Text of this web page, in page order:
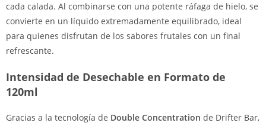
cada calada. Al combinarse con una potente ráfaga de hielo, se
convierte en un líquido extremadamente equilibrado, ideal
para quienes disfrutan de los sabores frutales con un final
refrescante.
Intensidad de Desechable en Formato de
120ml
Gracias a la tecnología de Double Concentration de Drifter Bar,